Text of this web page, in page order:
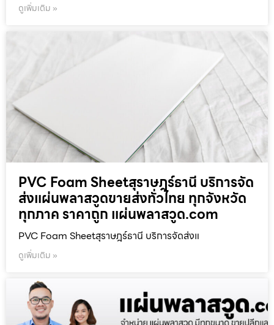
ดูเพิ่มเติม »
PVC Foam Sheetสุราษฎร์ธานี บริการจัด
ส่งแผ่นพลาสวูดขายส่งทั่วไทย ทุกจังหวัด
ทุกภาค ราคาถูก แผ่นพลาสวูด.com
PVC Foam Sheetสุราษฎร์ธานี บริการจัดส่งแ
ดูเพิ่มเติม »